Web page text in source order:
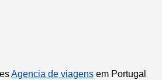
Agencia de viagens em Portugal